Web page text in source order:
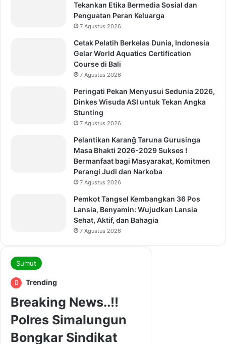
Tekankan Etika Bermedia Sosial dan
Penguatan Peran Keluarga
7 Agustus 2026
Cetak Pelatih Berkelas Dunia, Indonesia
Gelar World Aquatics Certification
Course di Bali
7 Agustus 2026
Peringati Pekan Menyusui Sedunia 2026,
Dinkes Wisuda ASI untuk Tekan Angka
Stunting
7 Agustus 2026
Pelantikan Karanĝ Taruna Gurusinga
Masa Bhakti 2026-2029 Sukses !
Bermanfaat bagi Masyarakat, Komitmen
Perangi Judi dan Narkoba
7 Agustus 2026
Pemkot Tangsel Kembangkan 36 Pos
Lansia, Benyamin: Wujudkan Lansia
Sehat, Aktif, dan Bahagia
7 Agustus 2026